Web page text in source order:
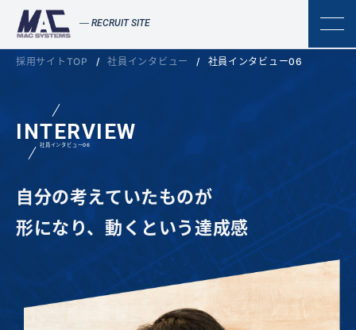
RECRUIT SITE
採用サイトTOP 社員インタビュー 社員インタビュー06
INTERVIEW
社員インタビュー06
自分の考えていたものが
形になり、動くという達成感